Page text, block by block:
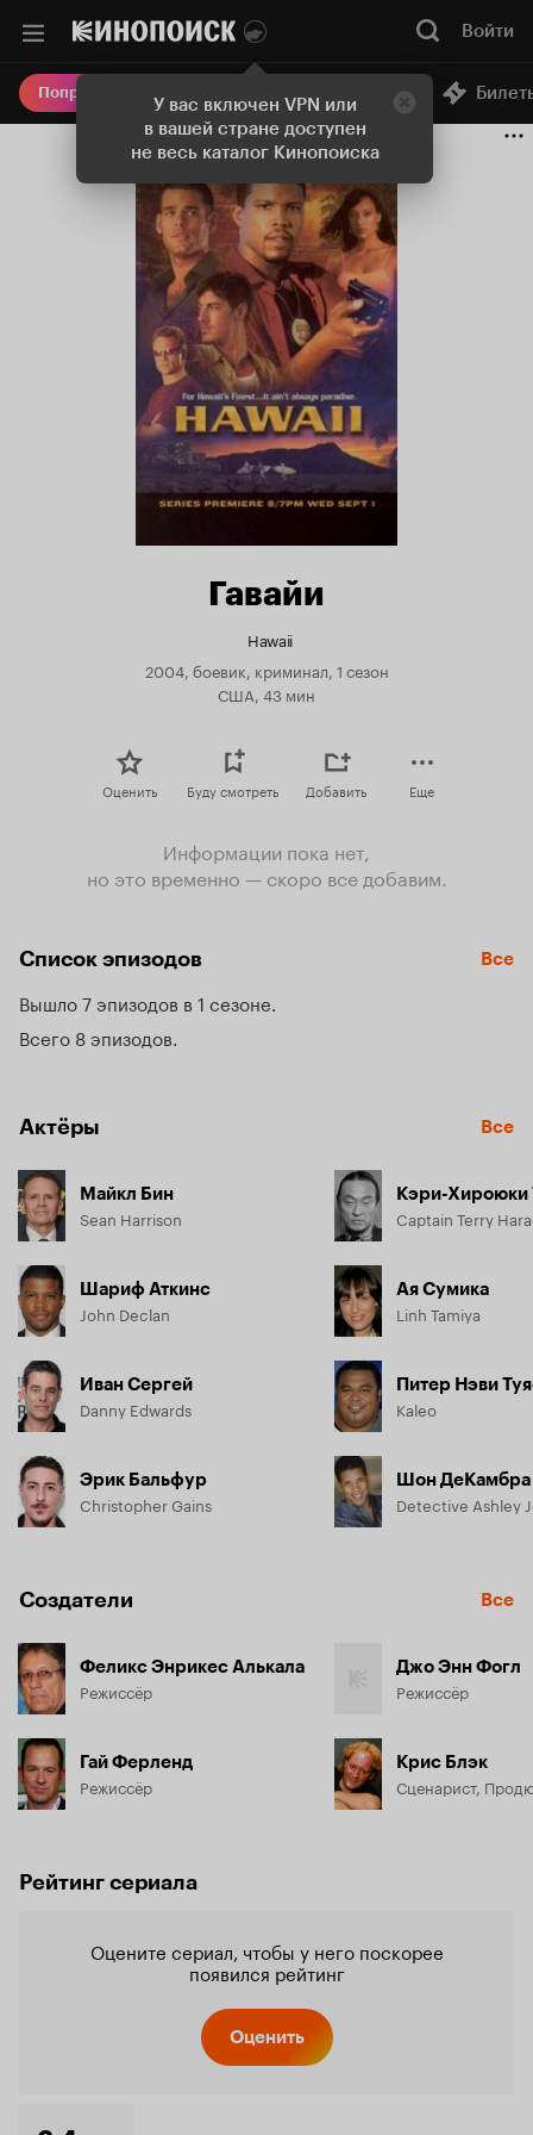
У вас включен VPN или
в вашей стране доступен
не весь каталог Кинопоиска
Войти
Попробовать Плюс Онлайн-кинотеатр
Гавайи
Hawaii
2004, боевик, криминал, 1 сезон
США, 43 мин
Оценить Буду смотреть Добавить Еще
Информации пока нет,
но это временно — скоро все добавим.
Список эпизодов Все
Вышло 7 эпизодов в 1 сезоне
Всего 8 эпизодов
Актёры Все
Майкл Бин
Sean Harrison
Шариф Аткинс
John Declan
Иван Сергей
Danny Edwards
Эрик Бальфур
Christopher Gains
Кэри-Хироюки
Captain Terry
Ая Сумика
Linh Tamiya
Питер Нэви
Kaleo
Шон ДеКамбра
Detective Ashley
Создатели Все
Феликс Энрикес Алькала
Режиссёр
Гай Ферленд
Режиссёр
Джо Энн Фогл
Режиссёр
Крис Блэк
Сценарист,
Рейтинг сериала
Оцените сериал, чтобы у него поскорее
появился рейтинг
Оценить